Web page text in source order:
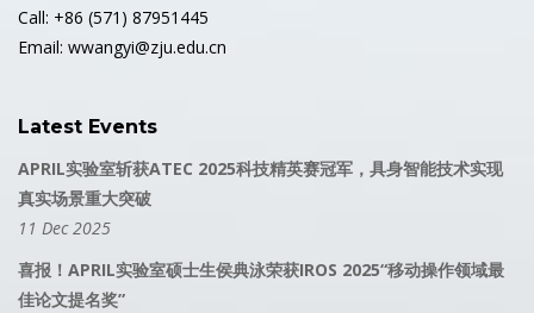
Call: +86 (571) 87951445
Email: wwangyi@zju.edu.cn
Latest Events
APRIL实验室斩获ATEC 2025科技精英赛冠军，具身智能技术实现
真实场景重大突破
11 Dec 2025
喜报！APRIL实验室硕士生侯典泳荣获IROS 2025“移动操作领域最
佳论文提名奖”